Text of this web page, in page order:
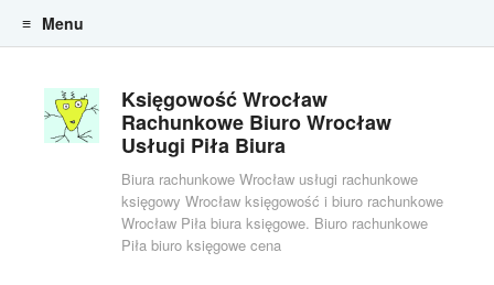
Księgowość Wrocław
Rachunkowe Biuro Wrocław
Usługi Piła Biura
Biura rachunkowe Wrocław usługi rachunkowe
księgowy Wrocław księgowość i biuro rachunkowe
Wrocław Piła biura księgowe. Biuro rachunkowe
Piła biuro księgowe cena
Menu